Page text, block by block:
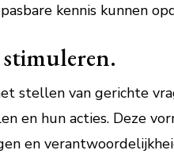
kennis kunnen
stimuleren.
stellen van gerichte
en hun acties. Deze
en